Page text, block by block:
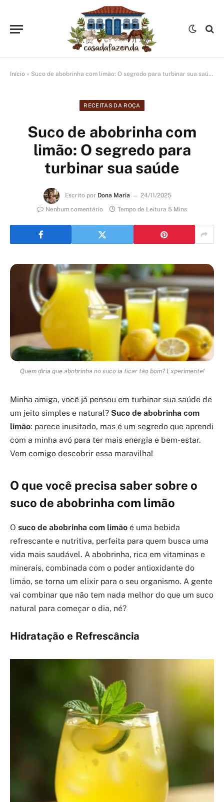
Início » Suco de abobrinha com limão: O segredo para turbinar sua saúde
RECEITAS DA ROÇA
Suco de abobrinha com
limão: O segredo para
turbinar sua saúde
Escrito por Dona Maria
24/11/2025
Nenhum comentário
Tempo de Leitura 5 Mins
Quem diria que abobrinha no suco ia ficar tão bom? Experimente!
Minha amiga, você já pensou em turbinar sua saúde de
um jeito simples e natural? Suco de abobrinha com
limão: parece inusitado, mas é um segredo que aprendi
com a minha avó para ter mais energia e bem-estar.
Vem comigo descobrir essa maravilha!
O que você precisa saber sobre o
suco de abobrinha com limão
O suco de abobrinha com limão é uma bebida
refrescante e nutritiva, perfeita para quem busca uma
vida mais saudável. A abobrinha, rica em vitaminas e
minerais, combinada com o poder antioxidante do
limão, se torna um elixir para o seu organismo. A gente
vai combinar que não tem nada melhor do que um suco
natural para começar o dia, né?
Hidratação e Refrescância